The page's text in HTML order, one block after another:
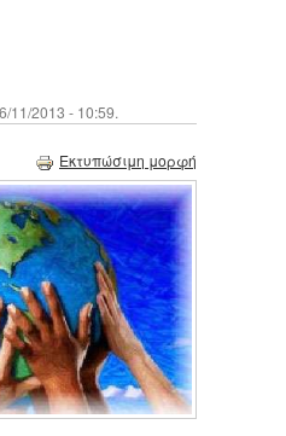
11/2013 - 10:59.
Εκτυπώσιμη μορφή